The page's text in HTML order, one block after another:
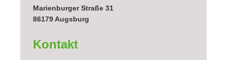
Marienburger Straße 31
86179Augsburg
Kontakt